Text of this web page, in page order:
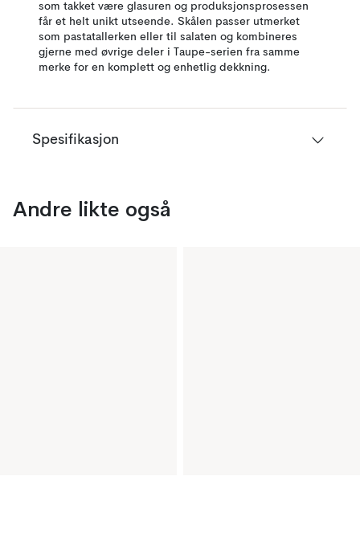
som takket være glasuren og produksjonsprosessen
får et helt unikt utseende. Skålen passer utmerket
som pastatallerken eller til salaten og kombineres
gjerne med øvrige deler i Taupe-serien fra samme
merke for en komplett og enhetlig dekkning.
Spesifikasjon
Andre likte også